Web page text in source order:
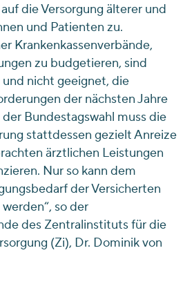
die Versorgung älterer und
und Patienten zu.
Krankenkassenverbände,
zu budgetieren, sind
nicht geeignet, die
der nächsten Jahre
Bundestagswahl muss die
stattdessen gezielt Anreize
ärztlichen Leistungen
Nur so kann dem
der Versicherten
so der
des Zentralinstituts für die
(Zi), Dr. Dominik von